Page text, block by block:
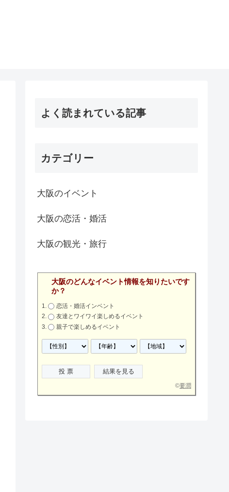
よく読まれている記事
カテゴリー
大阪のイベント
大阪の恋活・婚活
大阪の観光・旅行
大阪のどんなイベント情報を知りたいです
か？
恋活・婚活インベント
友達とワイワイ楽しめるイベント
親子で楽しめるイベント
©要潤